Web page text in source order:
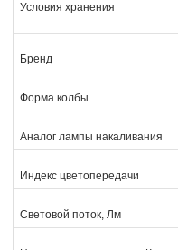
Условия хранения
Бренд
Форма колбы
Аналог лампы накаливания
Индекс цветопередачи
Световой поток, Лм